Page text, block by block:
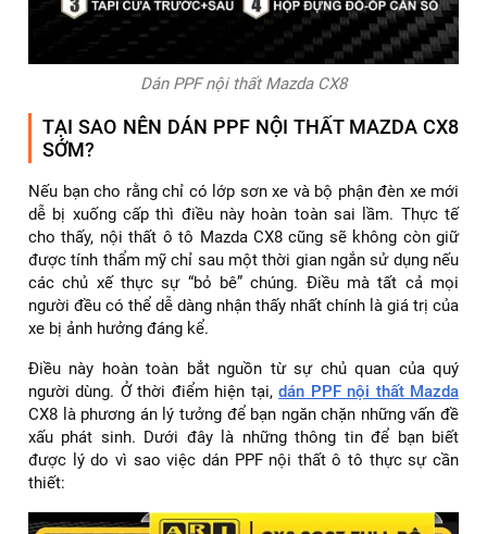
Dán PPF nội thất Mazda CX8
TẠI SAO NÊN DÁN PPF NỘI THẤT MAZDA CX8
SỚM?
Nếu bạn cho rằng chỉ có lớp sơn xe và bộ phận đèn xe mới
dễ bị xuống cấp thì điều này hoàn toàn sai lầm. Thực tế
cho thấy, nội thất ô tô Mazda CX8 cũng sẽ không còn giữ
được tính thẩm mỹ chỉ sau một thời gian ngắn sử dụng nếu
các chủ xế thực sự “bỏ bê” chúng. Điều mà tất cả mọi
người đều có thể dễ dàng nhận thấy nhất chính là giá trị của
xe bị ảnh hưởng đáng kể.
Điều này hoàn toàn bắt nguồn từ sự chủ quan của quý
người dùng. Ở thời điểm hiện tại,dán PPF nội thất Mazda
CX8 là phương án lý tưởng để bạn ngăn chặn những vấn đề
xấu phát sinh. Dưới đây là những thông tin để bạn biết
được lý do vì sao việc dán PPF nội thất ô tô thực sự cần
thiết: